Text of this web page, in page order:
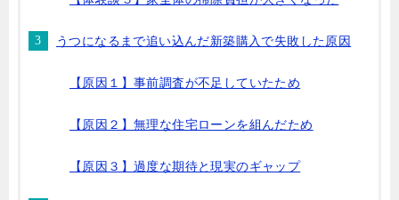
うつになるまで追い込んだ新築購入で失敗した原因
【原因１】事前調査が不足していたため
【原因２】無理な住宅ローンを組んだため
【原因３】過度な期待と現実のギャップ